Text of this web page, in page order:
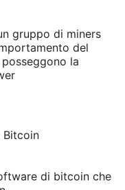
gruppo di miners
del
la
Bitcoin
di bitcoin che